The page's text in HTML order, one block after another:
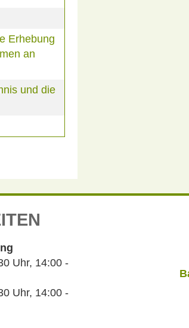
Erhebung
an
und die
Uhr, 14:00 -
Uhr, 14:00 -